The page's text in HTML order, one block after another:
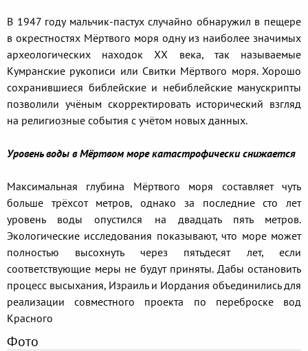
В 1947 году мальчик-пастух случайно обнаружил в пещере
в окрестностях Мёртвого моря одну из наиболее значимых
археологических находок XX века, так называемые
Кумранские рукописи или Свитки Мёртвого моря. Хорошо
сохранившиеся библейские и небиблейские манускрипты
позволили учёным скорректировать исторический взгляд
на религиозные события с учётом новых данных.
Уровень воды в Мёртвом море катастрофически снижается
Максимальная глубина Мёртвого моря составляет чуть
больше трёхсот метров, однако за последние сто лет
уровень воды опустился на двадцать пять метров.
Экологические исследования показывают, что море может
полностью высохнуть через пятьдесят лет, если
соответствующие меры не будут приняты. Дабы остановить
процесс высыхания, Израиль и Иордания объединились для
реализации совместного проекта по переброске вод
Красного
Фото